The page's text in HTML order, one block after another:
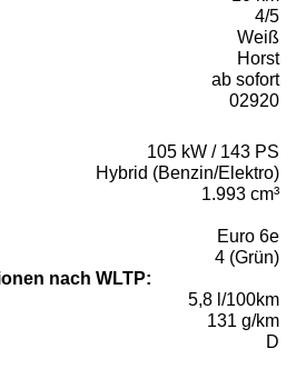
4/5
Weiß
Horst
ab sofort
02920
105 kW / 143 PS
Hybrid (Benzin/Elektro)
1.993 cm³
Euro 6e
4 (Grün)
nach WLTP:
5,8 l/100km
131 g/km
D